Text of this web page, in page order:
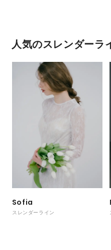
人気のスレンダーラ
Sofia
スレンダーライン